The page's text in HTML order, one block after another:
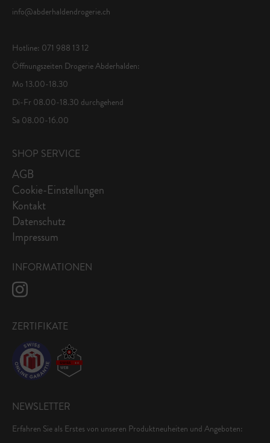
info@abderhaldendrogerie.ch
Hotline: 071 988 13 12
Öffnungszeiten Drogerie Abderhalden:
Mo 13.00-18.30
Di-Fr 08.00-18.30 durchgehend
Sa 08.00-16.00
SHOP SERVICE
AGB
Cookie-Einstellungen
Kontakt
Datenschutz
Impressum
INFORMATIONEN
ZERTIFIKATE
NEWSLETTER
Erfahren Sie als Erstes von unseren Produktneuheiten und Angeboten: